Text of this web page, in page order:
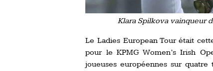
Klara Spilkova vainqueur
Le Ladies European Tour était
pour le KPMG Women’s Irish
joueuses européennes sur